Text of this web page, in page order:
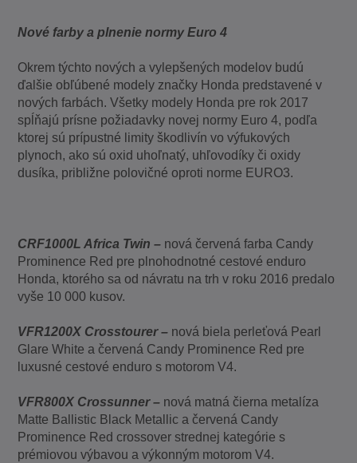
Nové farby a plnenie normy Euro 4
Okrem týchto nových a vylepšených modelov budú
ďalšie obľúbené modely značky Honda predstavené v
nových farbách. Všetky modely Honda pre rok 2017
spĺňajú prísne požiadavky novej normy Euro 4, podľa
ktorej sú prípustné limity škodlivín vo výfukových
plynoch, ako sú oxid uhoľnatý, uhľovodíky či oxidy
dusíka, približne polovičné oproti norme EURO3.
CRF1000L Africa Twin – nová červená farba Candy
Prominence Red pre plnohodnotné cestové enduro
Honda, ktorého sa od návratu na trh v roku 2016 predalo
vyše 10 000 kusov.
VFR1200X Crosstourer – nová biela perleťová Pearl
Glare White a červená Candy Prominence Red pre
luxusné cestové enduro s motorom V4.
VFR800X Crossunner – nová matná čierna metalíza
Matte Ballistic Black Metallic a červená Candy
Prominence Red crossover strednej kategórie s
prémiovou výbavou a výkonným motorom V4.